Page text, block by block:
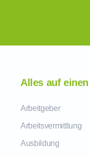
Alles auf
Arbeitgeber
Arbeitsvermittlung
Ausbildung